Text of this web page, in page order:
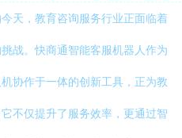
天，教育咨询服务行业正面临着
战。快商通智能客服机器人作为
协作于一体的创新工具，正为教
不仅提升了服务效率，更通过智